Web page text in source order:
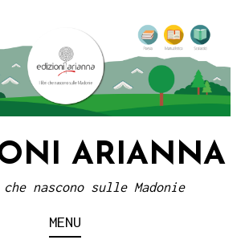
ARIANNA
nascono sulle Madonie
MENU